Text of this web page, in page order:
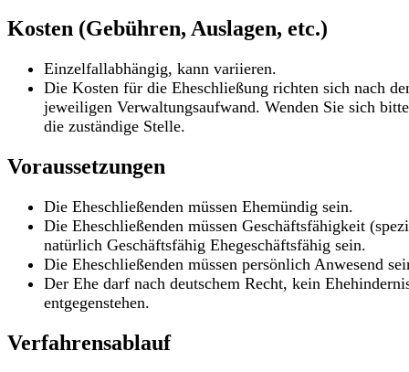
Kosten (Gebühren, Auslagen, etc.)
Einzelfallabhängig, kann variieren.
Die Kosten für die Eheschließung richten sich nach
jeweiligen Verwaltungsaufwand. Wenden Sie sich
die zuständige Stelle.
Voraussetzungen
Die Eheschließenden müssen Ehemündig sein.
Die Eheschließenden müssen Geschäftsfähigkeit
natürlich Geschäftsfähig Ehegeschäftsfähig sein.
Die Eheschließenden müssen persönlich Anwesend
Der Ehe darf nach deutschem Recht, kein
entgegenstehen.
Verfahrensablauf